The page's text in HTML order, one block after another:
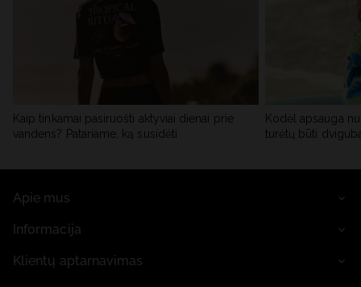
Kaip tinkamai pasiruošti aktyviai dienai prie
vandens? Patariame, ką susidėti
Kodėl apsauga
turėtų būti
Apie mus
Informacija
Klientų aptarnavimas